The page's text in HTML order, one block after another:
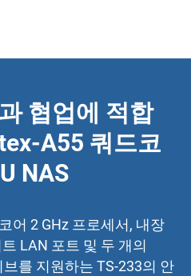
협업에 적합
A55 쿼드코
NAS
어 2 GHz 프로세서, 내장
LAN 포트 및 두 개의
를 지원하는 TS-233의 안